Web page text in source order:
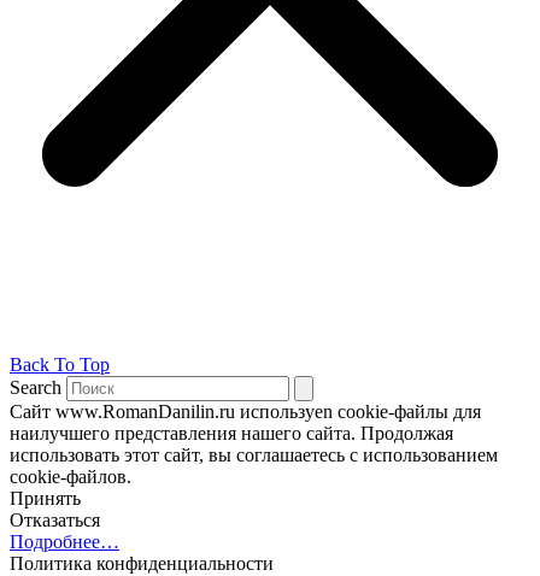
Back To Top
Search
Сайт www.RomanDanilin.ru используеn cookie-файлы для
наилучшего представления нашего сайта. Продолжая
использовать этот сайт, вы соглашаетесь с использованием
cookie-файлов.
Принять
Отказаться
Подробнее…
Политика конфиденциальности